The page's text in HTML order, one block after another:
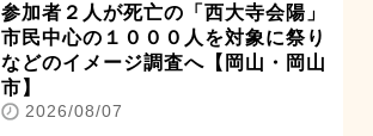
参加者２人が死亡の「西大寺会陽」
市民中心の１０００人を対象に祭り
などのイメージ調査へ【岡山・岡山
市】
2026/08/07